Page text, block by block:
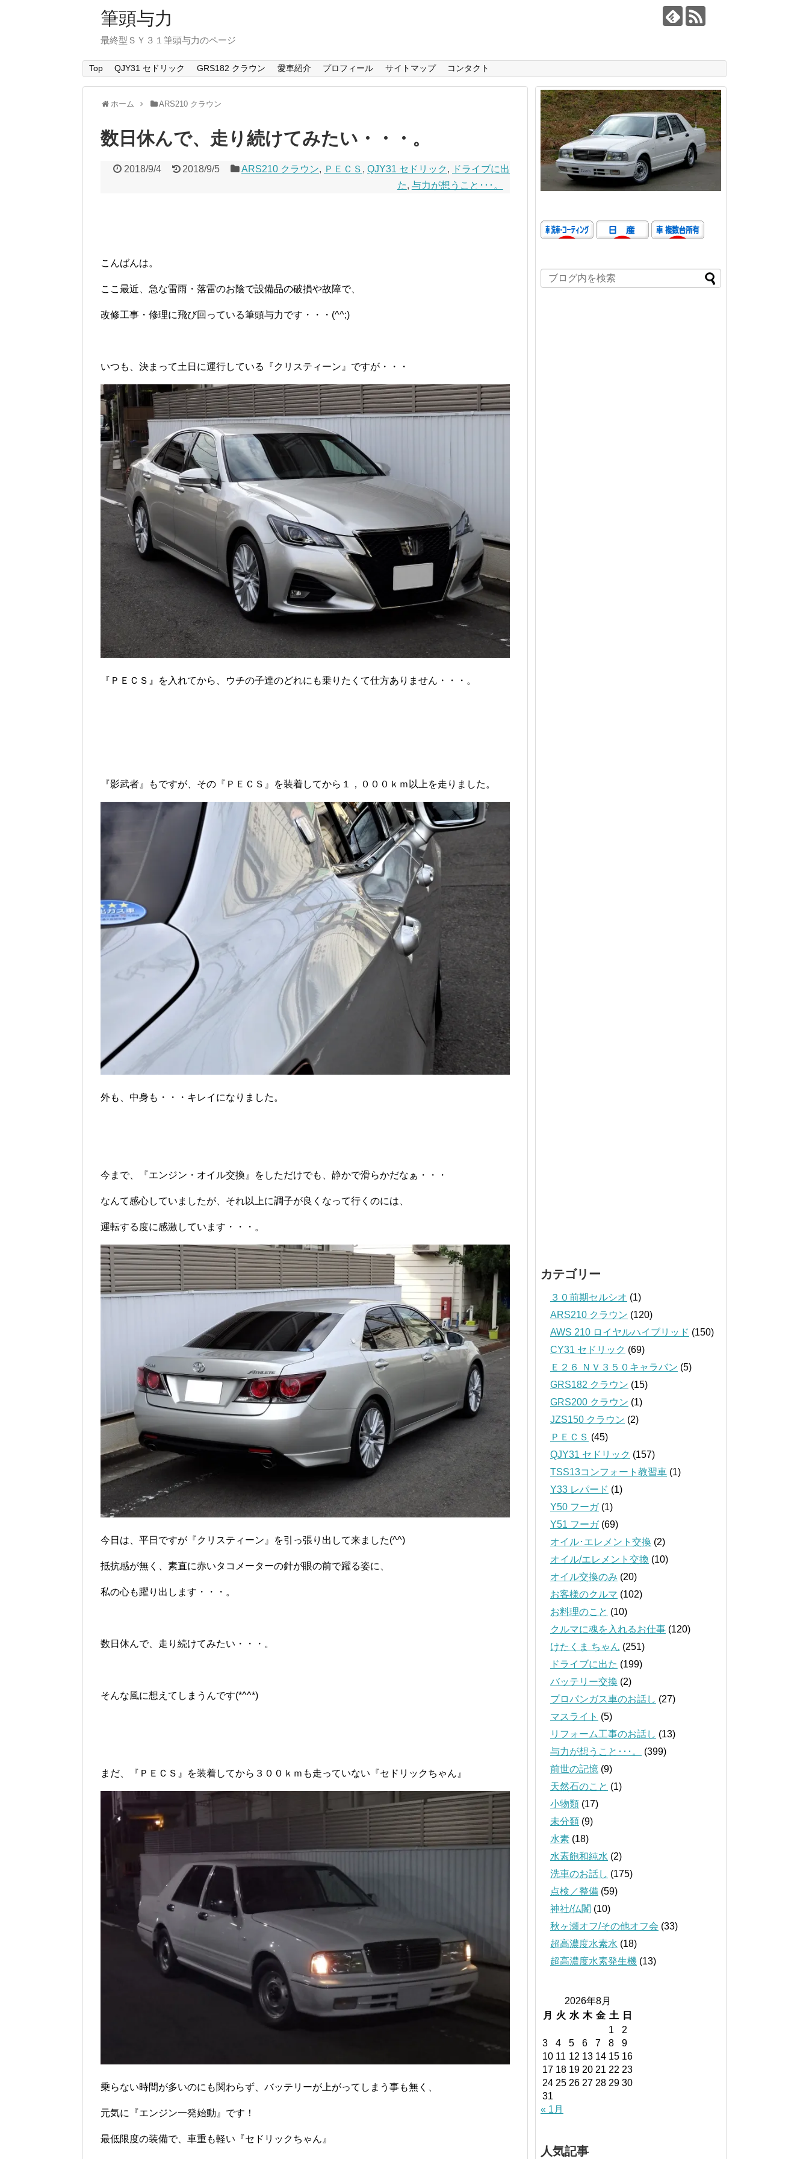
筆頭与力
最終型ＳＹ３１筆頭与力のページ
Top QJY31 セドリック GRS182 クラウン 愛車紹介 プロフィール サイトマップ コンタクト
ホーム ARS210 クラウン
数日休んで、走り続けてみたい・・・。
2018/9/4 2018/9/5 ARS210 クラウン, ＰＥＣＳ , QJY31 セドリック , ドライブに出
た, 与力が想うこと･･･。
こんばんは。
ここ最近、急な雷雨・落雷のお陰で設備品の破損や故障で、
改修工事・修理に飛び回っている筆頭与力です・・・(^^;)ゞ
いつも、決まって土日に運行している『クリスティーン』ですが・・・
『ＰＥＣＳ』を入れてから、ウチの子達のどれにも乗りたくて仕方ありません・・・。
『影武者』もですが、その『ＰＥＣＳ』を装着してから１，０００ｋｍ以上を走りました。
外も、中身も・・・キレイになりました。
今まで、『エンジン・オイル交換』をしただけでも、静かで滑らかだなぁ・・・
なんて感心していましたが、それ以上に調子が良くなって行くのには、
運転する度に感激しています・・・。
今日は、平日ですが『クリスティーン』を引っ張り出して来ました(^^)
抵抗感が無く、素直に赤いタコメーターの針が眼の前で躍る姿に、
私の心も躍り出します・・・。
数日休んで、走り続けてみたい・・・。
そんな風に想えてしまうんです(*^^*)
まだ、『ＰＥＣＳ』を装着してから３００ｋｍも走っていない『セドリックちゃん』
乗らない時間が多いのにも関わらず、バッテリーが上がってしまう事も無く、
元気に『エンジン一発始動』です！
最低限度の装備で、車重も軽い『セドリックちゃん』
カテゴリー
３０前期セルシオ (1)
ARS210 クラウン (120)
AWS 210 ロイヤルハイブリッド (150)
CY31 セドリック (69)
Ｅ２６ ＮＶ３５０キャラバン (5)
GRS182 クラウン (15)
GRS200 クラウン (1)
JZS150 クラウン (2)
ＰＥＣＳ (45)
QJY31 セドリック (157)
TSS13コンフォート教習車 (1)
Y33 レパード (1)
Y50 フーガ(1)
Y51 フーガ(69)
オイル･エレメント交換 (2)
オイル/エレメント交換 (10)
オイル交換のみ (20)
お客様のクルマ (102)
お料理のこと (10)
クルマに魂を入れるお仕事 (120)
けたくま ちゃん (251)
ドライブに出た (199)
バッテリー交換 (2)
プロパンガス車のお話し (27)
マスライト (5)
リフォーム工事のお話し (13)
与力が想うこと･･･。
(399)
前世の記憶 (9)
天然石のこと (1)
小物類 (17)
未分類 (9)
水素 (18)
水素飽和純水 (2)
洗車のお話し (175)
点検／整備 (59)
神社/仏閣 (10)
秋ヶ瀬オフ/その他オフ会 (33)
超高濃度水素水 (18)
超高濃度水素発生機 (13)
2026年8月
月
火 水 木 金 土
日
1
2
3
4 5 6 7 8
9
10 11 12 13 14 15 16
17 18 19 20 21 22 23
24 25 26 27 28 29 30
31
« 1月
人気記事